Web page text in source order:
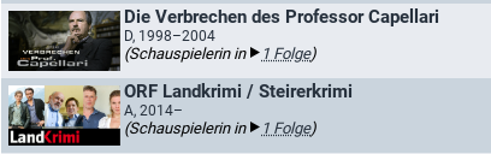
Die Verbrechen des Professor Capellari
D, 1998–2004
(Schauspielerin in 1 Folge)
ORF Landkrimi / Steirerkrimi
A, 2014–
(Schauspielerin in 1 Folge)